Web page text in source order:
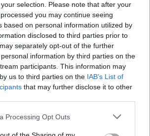
selection. Please note that after your
you may continue seeing
based on personal information utilized by
disclosed to third parties prior to
separately opt-out of the further
information by third parties on the
participants. This information may
us to third parties on the IAB’s List of
that may further disclose it to other
Processing Opt Outs
πρόπολη για λαμπερό δέρμα